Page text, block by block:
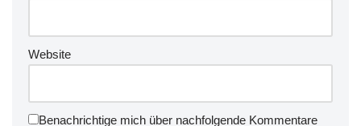
Website
Benachrichtige mich über nachfolgende Kommentare